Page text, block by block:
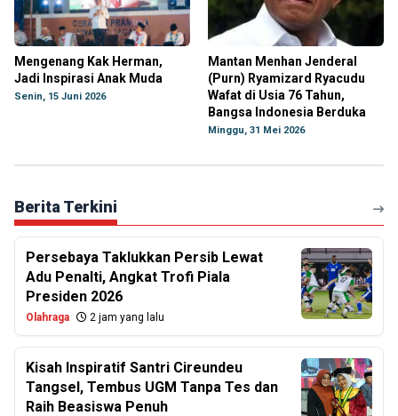
Mengenang Kak Herman,
Jadi Inspirasi Anak Muda
Senin, 15 Juni 2026
Mantan Menhan Jenderal
(Purn) Ryamizard Ryacudu
Wafat di Usia 76 Tahun,
Bangsa Indonesia Berduka
Minggu, 31 Mei 2026
Berita Terkini
Persebaya Taklukkan Persib Lewat
Adu Penalti, Angkat Trofi Piala
Presiden 2026
Olahraga 2 jam yang lalu
Kisah Inspiratif Santri Cireundeu
Tangsel, Tembus UGM Tanpa Tes dan
Raih Beasiswa Penuh